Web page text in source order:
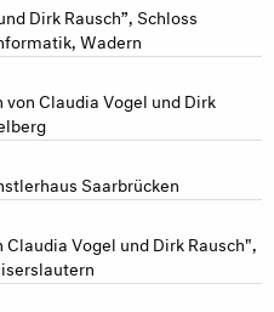
Dirk Rausch”, Schloss
Wadern
Claudia Vogel und Dirk
Saarbrücken
Vogel und Dirk Rausch",